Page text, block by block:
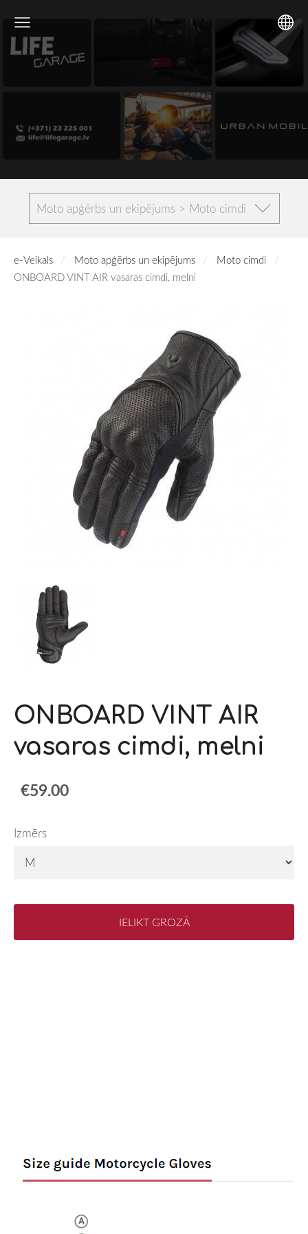
Moto apģērbs un ekipējums > Moto cimdi
e-Veikals Moto apģērbs un ekipējums
Moto cimdi
ONBOARD VINT AIR vasaras cimdi, melni
ONBOARD VINT AIR
vasaras cimdi, melni
€59.00
Izmērs
IELIKT GROZĀ